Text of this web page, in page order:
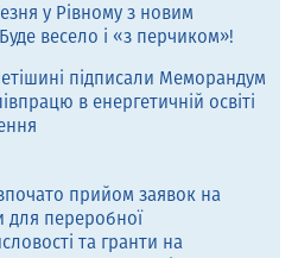
у Рівному з новим
весело і «з перчиком»!
підписали Меморандум
в енергетичній освіті
прийом заявок на
для переробної
та гранти на